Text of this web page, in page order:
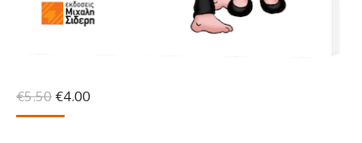
€5.50 Original
price
€4.00